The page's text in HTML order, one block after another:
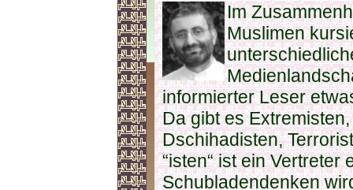
Im
Muslimen
informierter Leser
Da gibt es
Dschihadisten,
“isten“ ist ein Vertreter
Schubladendenken